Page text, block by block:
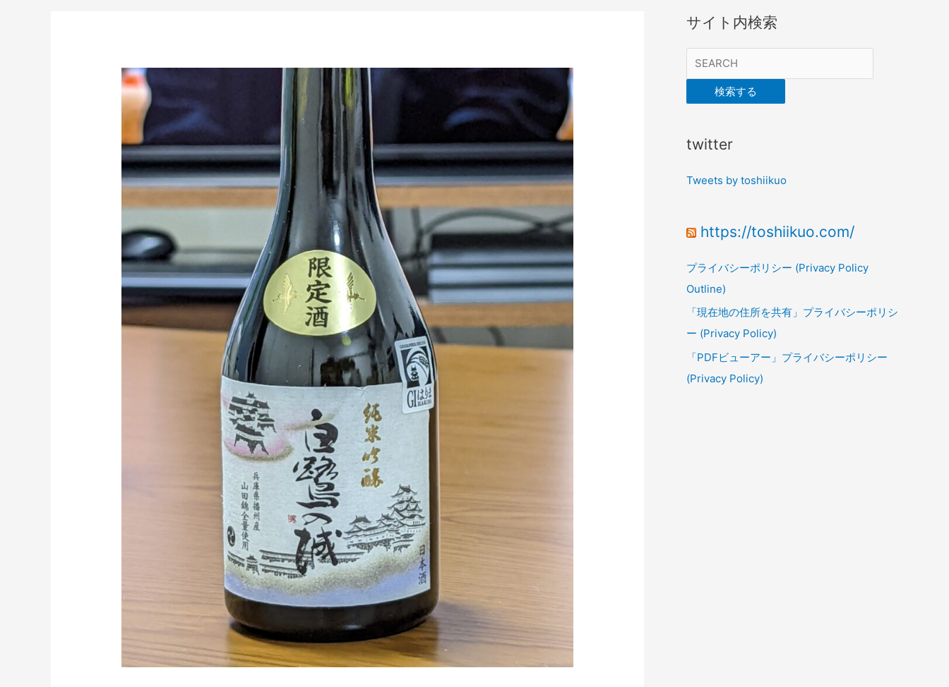
サイト内検索
検索する
twitter
Tweets by toshiikuo
https://toshiikuo.com/
プライバシーポリシー (Privacy Policy
Outline)
「現在地の住所を共有」プライバシーポリシ
ー (Privacy Policy)
「PDFビューアー」プライバシーポリシー
(Privacy Policy)